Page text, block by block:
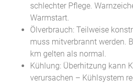
schlechter Pflege.
Warmstart.
Ölverbrauch: Teilweise
muss mitverbrannt werden.
km gelten als normal.
Kühlung: Überhitzung kann
verursachen – Kühlsystem